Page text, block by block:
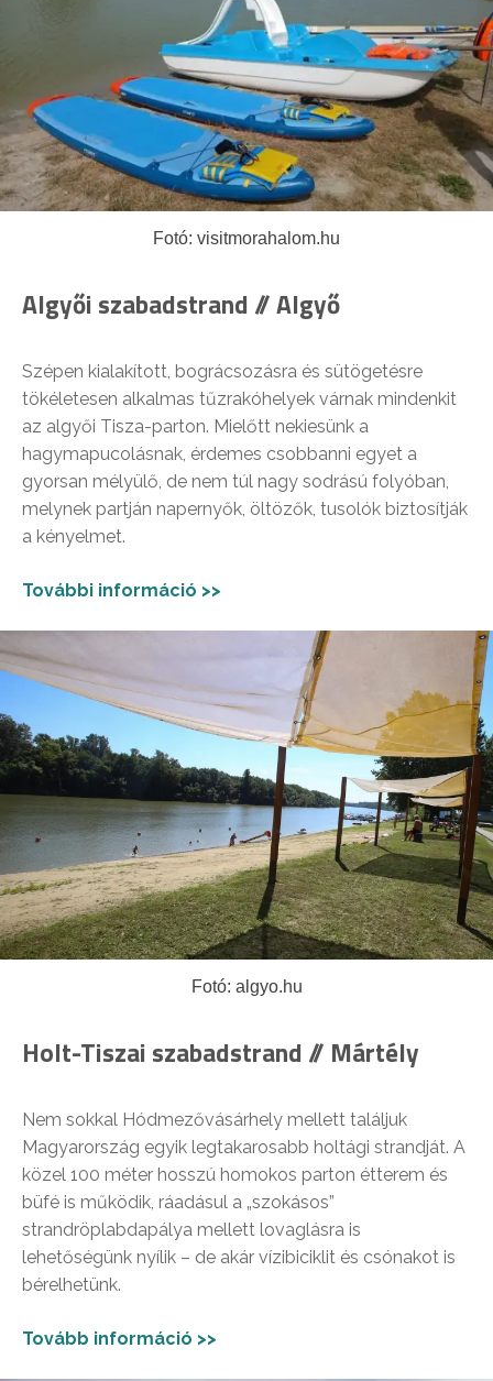
Fotó: visitmorahalom.hu
Algyői szabadstrand // Algyő
Szépen kialakított, bográcsozásra és sütögetésre
tökéletesen alkalmas tűzrakóhelyek várnak mindenkit
az algyői Tisza-parton. Mielőtt nekiesünk a
hagymapucolásnak, érdemes csobbanni egyet a
gyorsan mélyülő, de nem túl nagy sodrású folyóban,
melynek partján napernyők, öltözők, tusolók biztosítják
a kényelmet.
További információ >>
Fotó: algyo.hu
Holt-Tiszai szabadstrand // Mártély
Nem sokkal Hódmezővásárhely mellett találjuk
Magyarország egyik legtakarosabb holtági strandját. A
közel 100 méter hosszú homokos parton étterem és
büfé is működik, ráadásul a „szokásos”
strandröplabdapálya mellett lovaglásra is
lehetőségünk nyílik – de akár vízibiciklit és csónakot is
bérelhetünk.
Tovább információ >>